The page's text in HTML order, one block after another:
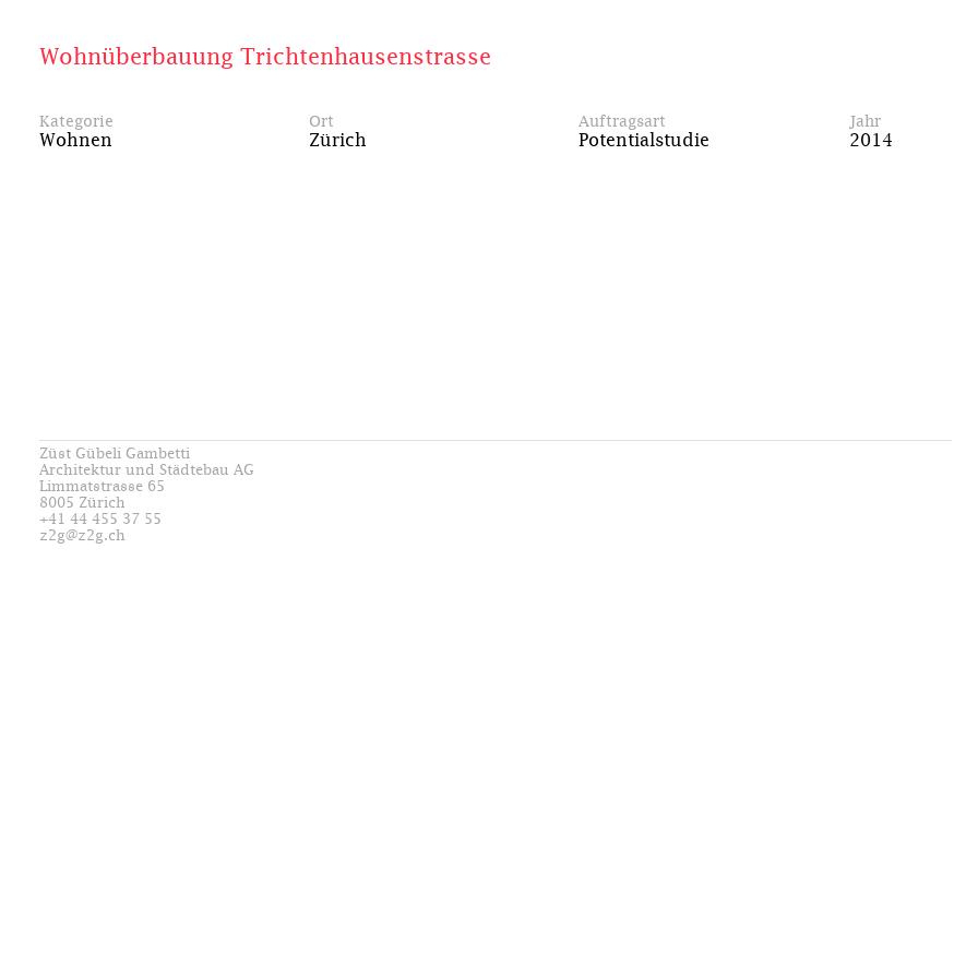
Wohnüberbauung Trichtenhausenstrasse
Kategorie
Wohnen
Ort
Zürich
Auftragsart
Potentialstudie
Jahr
2014
Züst Gübeli Gambetti
Architektur und Städtebau AG
Limmatstrasse 65
8005 Zürich
+41 44 455 37 55
z2g@z2g.ch